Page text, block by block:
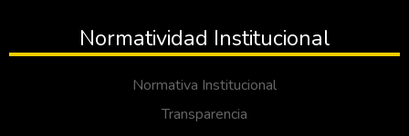
Normatividad Institucional
Normativa Institucional
Transparencia